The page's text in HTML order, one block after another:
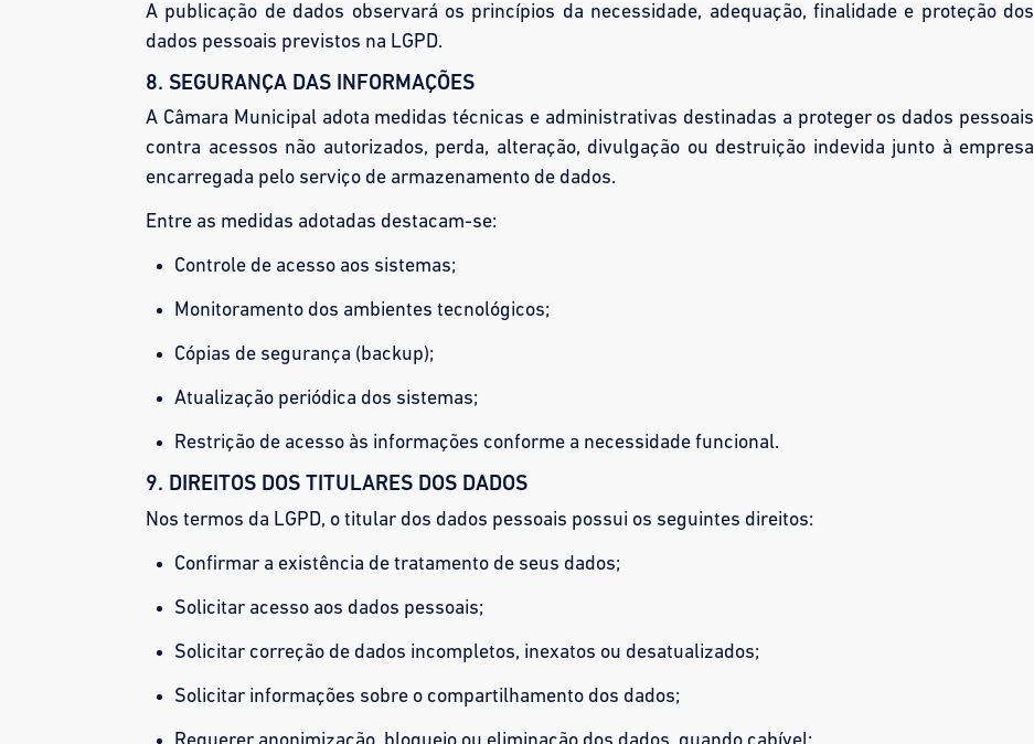
A publicação de dados observará os princípios da necessidade, adequação, finalidade e proteção dos
dados pessoais previstos na LGPD.
8. SEGURANÇA DAS INFORMAÇÕES
A Câmara Municipal adota medidas técnicas e administrativas destinadas a proteger os dados pessoais
contra acessos não autorizados, perda, alteração, divulgação ou destruição indevida junto à empresa
encarregada pelo serviço de armazenamento de dados.
Entre as medidas adotadas destacam-se:
Controle de acesso aos sistemas;
Monitoramento dos ambientes tecnológicos;
Cópias de segurança (backup);
Atualização periódica dos sistemas;
Restrição de acesso às informações conforme a necessidade funcional.
9. DIREITOS DOS TITULARES DOS DADOS
Nos termos da LGPD, o titular dos dados pessoais possui os seguintes direitos:
Confirmar a existência de tratamento de seus dados;
Solicitar acesso aos dados pessoais;
Solicitar correção de dados incompletos, inexatos ou desatualizados;
Solicitar informações sobre o compartilhamento dos dados;